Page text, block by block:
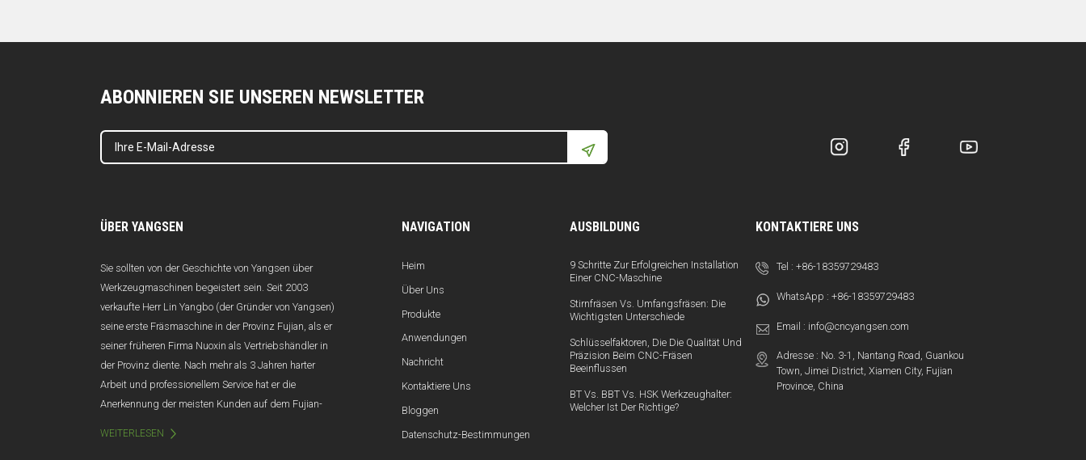
ABONNIEREN SIE UNSEREN NEWSLETTER
ÜBER YANGSEN
Sie sollten von der Geschichte von Yangsen über
Werkzeugmaschinen begeistert sein. Seit 2003
verkaufte Herr Lin Yangbo (der Gründer von Yangsen)
seine erste Fräsmaschine in der Provinz Fujian, als er
seiner früheren Firma Nuoxin als Vertriebshändler in
der Provinz diente. Nach mehr als 3 Jahren harter
Arbeit und professionellem Service hat er die
Anerkennung der meisten Kunden auf dem Fujian-
100 Millionen Yuan. Leider wurde Nuoxin aufgrund
WEITERLESEN
NAVIGATION
Heim
Über Uns
Produkte
Anwendungen
Nachricht
Kontaktiere Uns
Bloggen
Datenschutz-Bestimmungen
AUSBILDUNG
9 Schritte Zur Erfolgreichen Installation
Einer CNC-Maschine
Stirnfräsen Vs. Umfangsfräsen: Die
Wichtigsten Unterschiede
Schlüsselfaktoren, Die Die Qualität Und
Präzision Beim CNC-Fräsen
Beeinflussen
BT Vs. BBT Vs. HSK Werkzeughalter:
Welcher Ist Der Richtige?
KONTAKTIERE UNS
Tel :+86-18359729483
WhatsApp :+86-18359729483
Email : info@cncyangsen.com
Adresse : No. 3-1, Nantang Road, Guankou
Town, Jimei District, Xiamen City, Fujian
Province, China